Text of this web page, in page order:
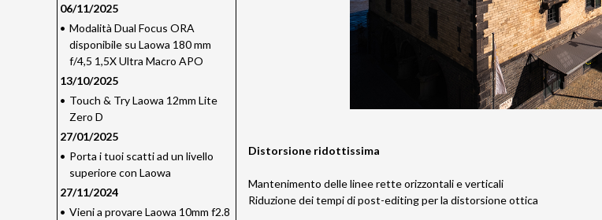
Distorsione ridottissima
Mantenimento delle linee rette orizzontali e verticali
Riduzione dei tempi di post-editing per la distorsione ottica
06/11/2025
• Modalità Dual Focus ORA
disponibile su Laowa 180 mm
f/4,5 1,5X Ultra Macro APO
13/10/2025
• Touch & Try Laowa 12mm Lite
Zero D
27/01/2025
• Porta i tuoi scatti ad un livello
superiore con Laowa
27/11/2024
• Vieni a provare Laowa 10mm f2.8